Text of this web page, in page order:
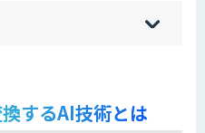
hi
]
sh
]
するAI技術とは